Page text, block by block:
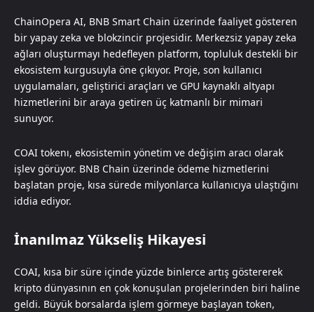
ChainOpera AI, BNB Smart Chain üzerinde faaliyet gösteren
bir yapay zeka ve blokzincir projesidir. Merkezsiz yapay zeka
ağları oluşturmayı hedefleyen platform, topluluk destekli bir
ekosistem kurgusuyla öne çıkıyor. Proje, son kullanıcı
uygulamaları, geliştirici araçları ve GPU kaynaklı altyapı
hizmetlerini bir araya getiren üç katmanlı bir mimari
sunuyor.
COAI tokenı, ekosistemin yönetim ve değişim aracı olarak
işlev görüyor. BNB Chain üzerinde ödeme hizmetlerini
başlatan proje, kısa sürede milyonlarca kullanıcıya ulaştığını
iddia ediyor.
İnanılmaz Yükseliş Hikayesi
COAI, kısa bir süre içinde yüzde binlerce artış göstererek
kripto dünyasının en çok konuşulan projelerinden biri haline
geldi. Büyük borsalarda işlem görmeye başlayan token,